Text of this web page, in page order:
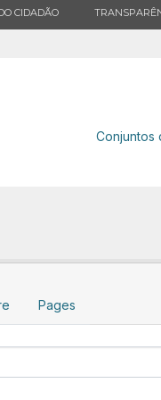
CIDADÃO ESTADO
Conjuntos
Pages